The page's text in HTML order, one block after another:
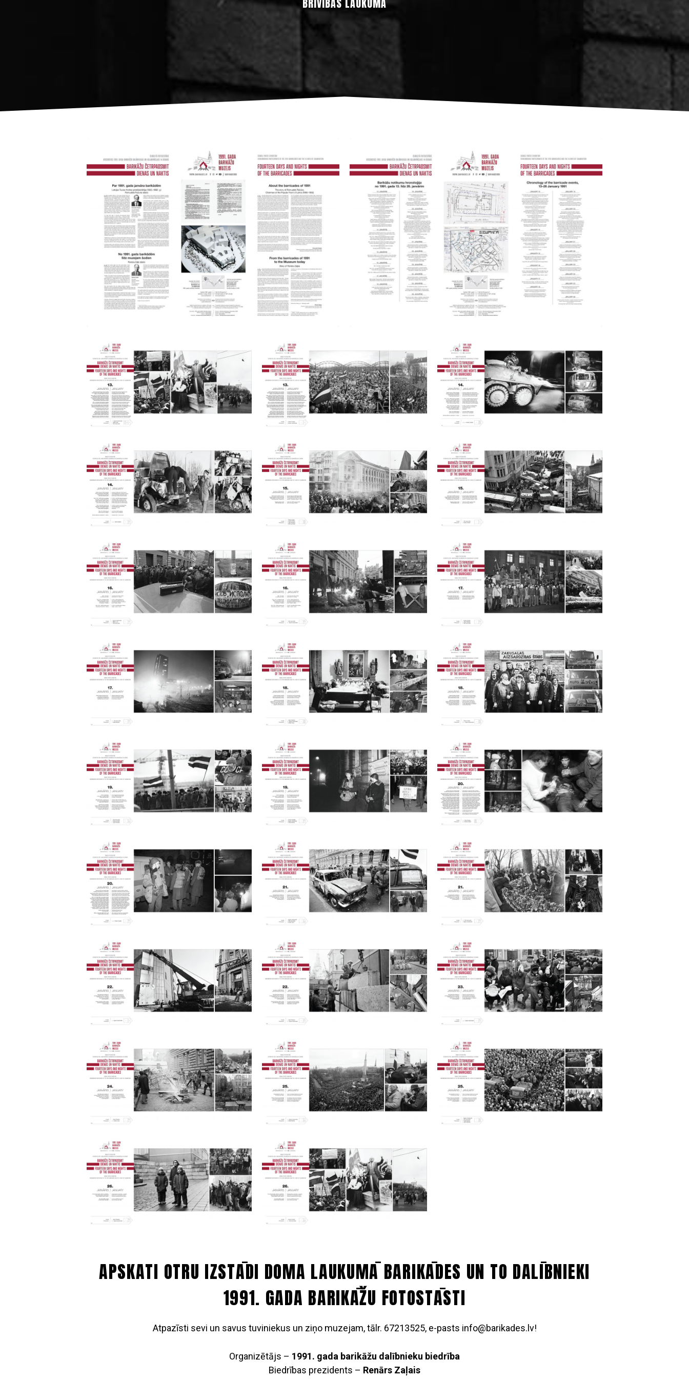
BRĪVĪBAS LAUKUMĀ
APSKATI OTRU IZSTĀDI DOMA LAUKUMĀ BARIKĀDES UN TO DALĪBNIEKI
1991. GADA BARIKĀŽU FOTOSTĀSTI
Atpazīsti sevi un savus tuviniekus un ziņo muzejam, tālr. 67213525, e-pasts info@barikades.lv!
Organizētājs – 1991. gada barikāžu dalībnieku biedrība
Biedrības prezidents – Renārs Zaļais